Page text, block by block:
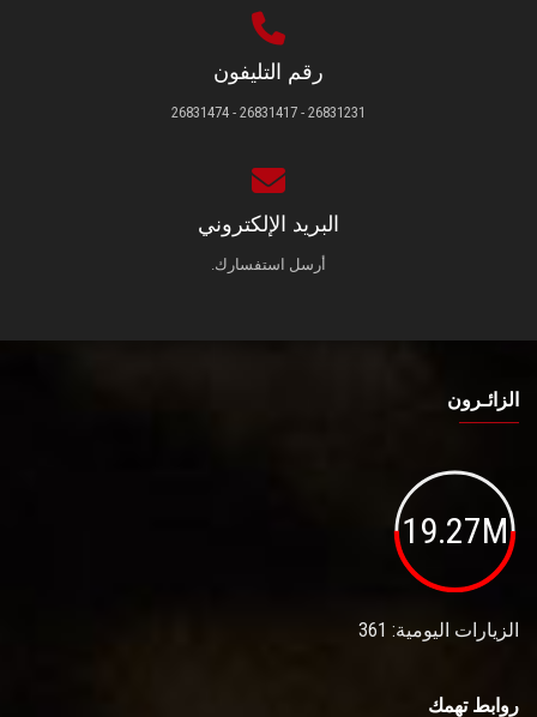
رقم التليفون
26831231 - 26831417 - 26831474
البريد الإلكتروني
أرسل استفسارك.
الزائـرون
19.27M
الزيارات اليومية: 361
روابط تهمك